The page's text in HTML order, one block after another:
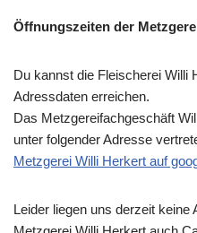
Öffnungszeiten der
Du kannst die Fleischerei Willi
Adressdaten erreichen.
Das Metzgereifachgeschäft
unter folgender Adresse
Metzgerei Willi Herkert auf
Leider liegen uns derzeit keine